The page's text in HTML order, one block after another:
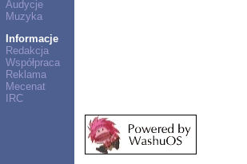
Audycje
Muzyka
Informacje
Redakcja
Współpraca
Reklama
Mecenat
IRC